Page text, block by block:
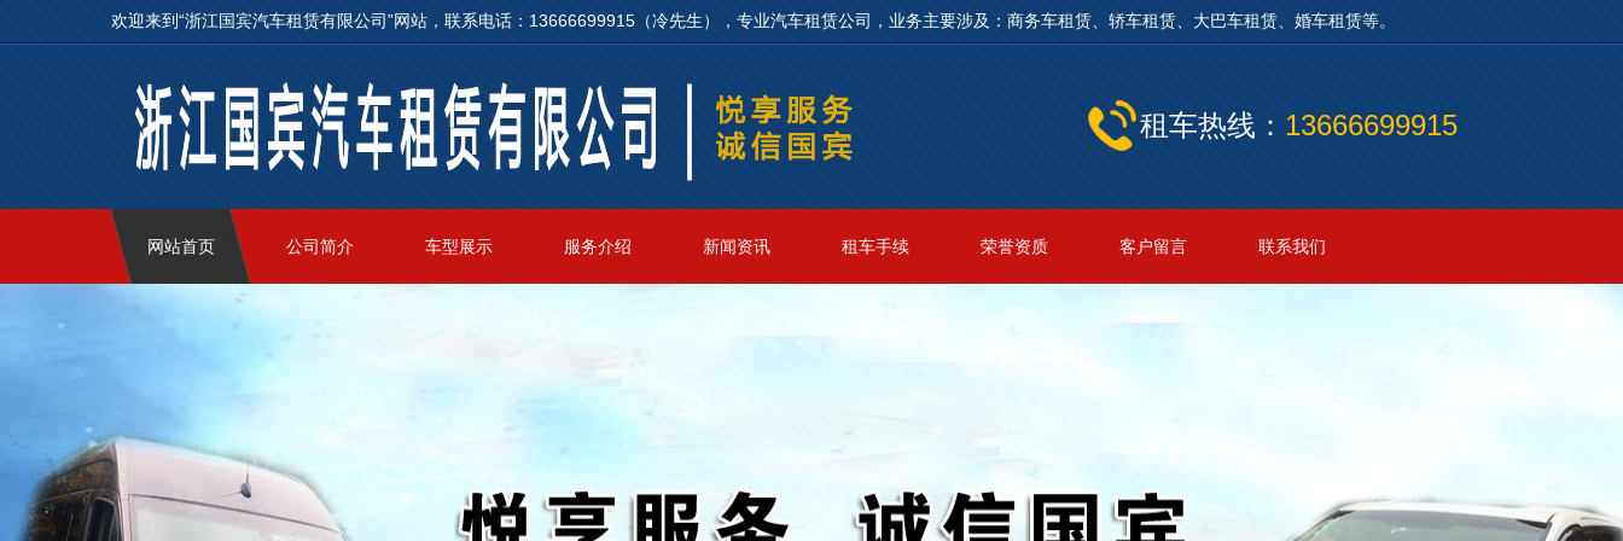
欢迎来到“浙江国宾汽车租赁有限公司”网站，联系电话：13666699915（冷先生），专业汽车租赁公司，业务主要涉及：商务车租赁、轿车租赁、大巴车租赁、婚车租赁等。
租车热线： 13666699915
网站首页 公司简介 车型展示 服务介绍 新闻资讯 租车手续 荣誉资质 客户留言 联系我们